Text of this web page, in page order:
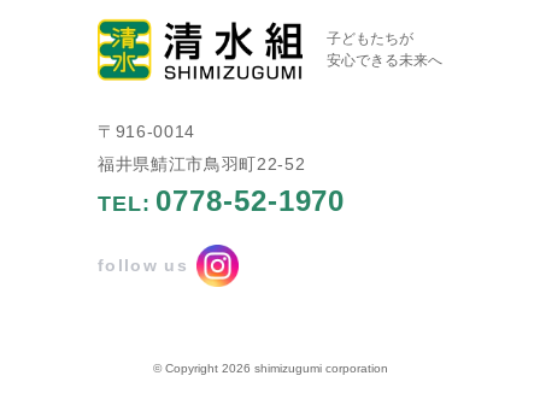
子どもたちが
安心できる未来へ
〒916-0014
福井県鯖江市鳥羽町22-52
TEL: 0778-52-1970
follow us
© Copyright 2026 shimizugumi corporation